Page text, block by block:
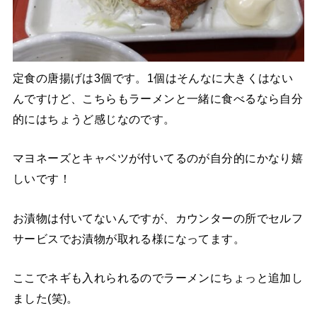
定食の唐揚げは3個です。1個はそんなに大きくはない
んですけど、こちらもラーメンと一緒に食べるなら自分
的にはちょうど感じなのです。
マヨネーズとキャベツが付いてるのが自分的にかなり嬉
しいです！
お漬物は付いてないんですが、カウンターの所でセルフ
サービスでお漬物が取れる様になってます。
ここでネギも入れられるのでラーメンにちょっと追加し
ました(笑)。